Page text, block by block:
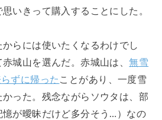
いきって購入することにした。
らには使いたくなるわけでし
城山を選んだ。赤城山は、無雪
ずに帰った ことがあり、一度雪
った。残念ながらソウタは、部
憶が曖昧だけど多分そう…）なの